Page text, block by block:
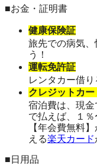
■お金・証明書
健康保険証
旅先での病気
う！
運転免許証
レンタカー借り
クレジットカー
宿泊費は、現
で払えば、１％
【年会費無料
える楽天カード
■日用品